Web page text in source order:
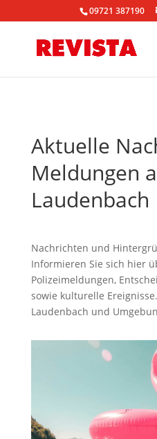
09721 387190
Aktuelle
Meldungen
Laudenbach
Nachrichten und
Informieren Sie sich hier
Polizeimeldungen,
sowie kulturelle
Laudenbach und